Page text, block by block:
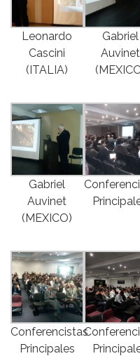
Leonardo
Cascini
(ITALIA)
Gabriel
Auvinet
Gabriel
Auvinet
(MEXICO)
Conferencistas
Principales